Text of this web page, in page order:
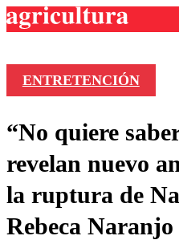
Frecuencias
Agricultura
Deportes
Colo Colo
Motor
Entretención
Noticias
Vida Social
ENTRETENCIÓN
“No quiere
revelan nuevo
la ruptura de
Rebeca Naranjo